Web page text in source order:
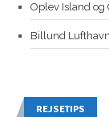
Oplev Island
Billund
REJSETIPS